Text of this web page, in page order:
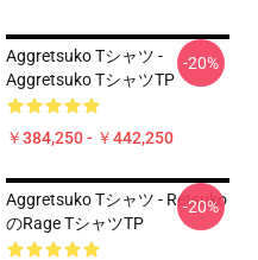
Aggretsuko Tシャツ -
Aggretsuko TシャツTP
￥384,250 - ￥442,250
-20%
Aggretsuko Tシャツ - Retsuko
のRage TシャツTP
-20%